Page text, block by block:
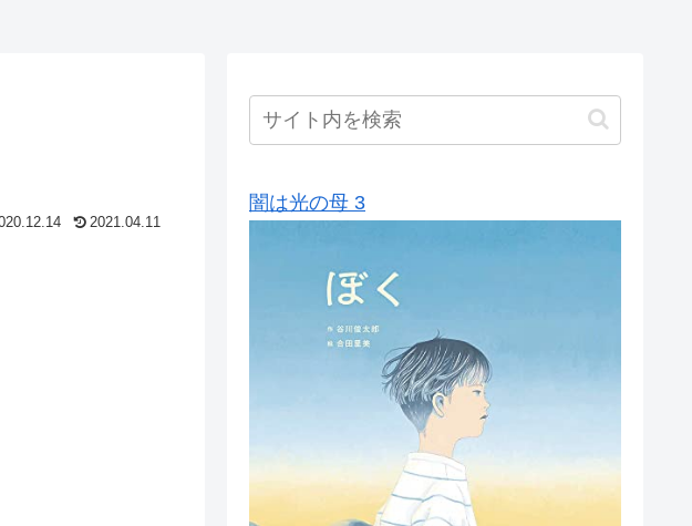
2021.04.11
闇は光の母 3